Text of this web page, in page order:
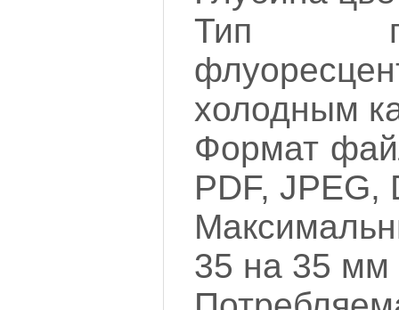
Тип
холодным
Формат
PDF, JPEG,
35 на 35 мм